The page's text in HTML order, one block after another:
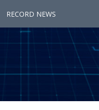
RECORD NEWS